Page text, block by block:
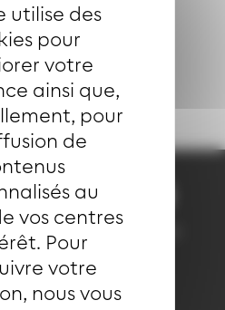
utilise des
pour
votre
ainsi que,
pour
de
au
vos centres
Pour
votre
nous vous
03 89 66 77 77
du lundi au vendredi de
7h30 à 18h00 (en
période scolaire)